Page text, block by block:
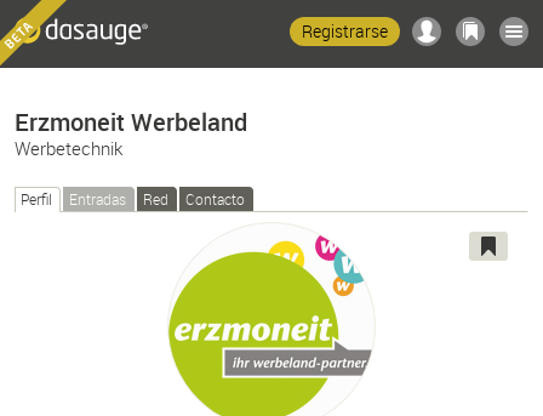
Registrarse
Erzmoneit Werbeland
Werbetechnik
Perfil Entradas Red Contacto